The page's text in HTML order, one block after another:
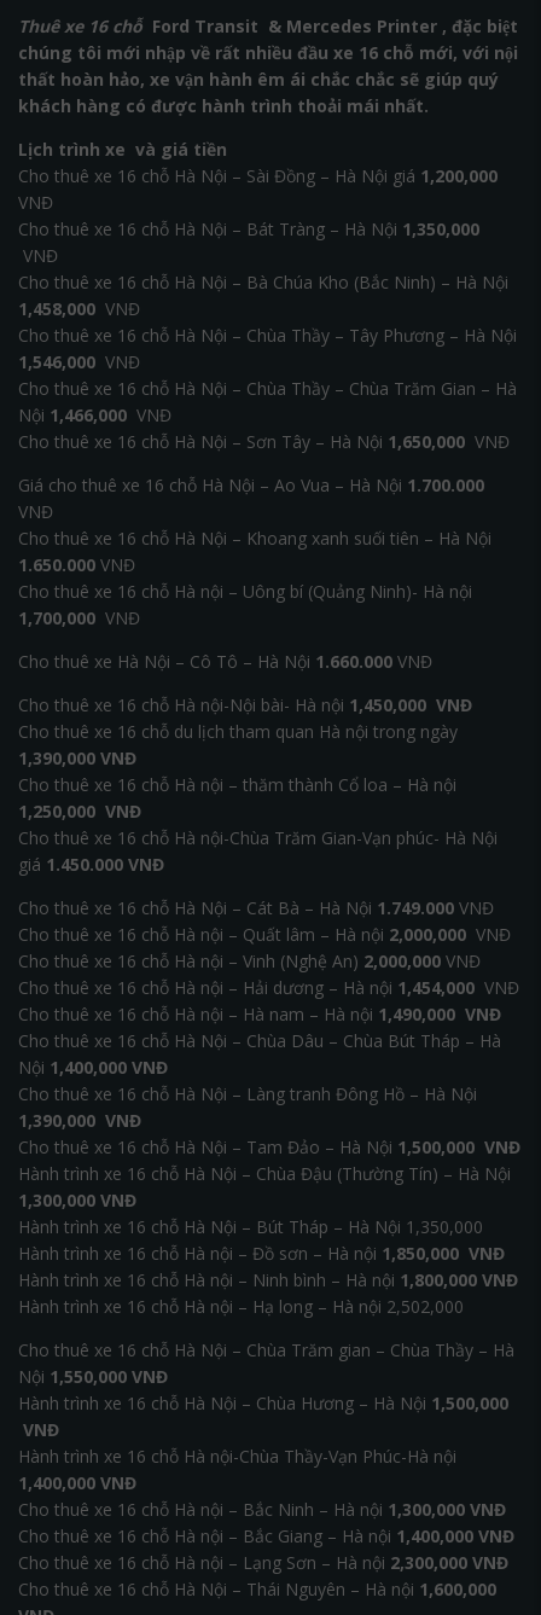
Thuê xe 16 chỗFord Transit & Mercedes Printer , đặc biệt
chúng tôi mới nhập về rất nhiều đầu xe 16 chỗ mới, với nội
thất hoàn hảo, xe vận hành êm ái chắc chắc sẽ giúp quý
khách hàng có được hành trình thoải mái nhất.
Lịch trình xe và giá tiền
Cho thuê xe 16 chỗ Hà Nội – Sài Đồng – Hà Nội giá 1,200,000
VNĐ
Cho thuê xe 16 chỗ Hà Nội – Bát Tràng – Hà Nội 1,350,000
VNĐ
Cho thuê xe 16 chỗ Hà Nội – Bà Chúa Kho (Bắc Ninh) – Hà Nội
1,458,000 VNĐ
Cho thuê xe 16 chỗ Hà Nội – Chùa Thầy – Tây Phương – Hà Nội
1,546,000 VNĐ
Cho thuê xe 16 chỗ Hà Nội – Chùa Thầy – Chùa Trăm Gian – Hà
Nội 1,466,000 VNĐ
Cho thuê xe 16 chỗ Hà Nội – Sơn Tây – Hà Nội 1,650,000 VNĐ
Giá cho thuê xe 16 chỗ Hà Nội – Ao Vua – Hà Nội 1.700.000
VNĐ
Cho thuê xe 16 chỗ Hà Nội – Khoang xanh suối tiên – Hà Nội
1.650.000 VNĐ
Cho thuê xe 16 chỗ Hà nội – Uông bí (Quảng Ninh)- Hà nội
1,700,000 VNĐ
Cho thuê xe Hà Nội – Cô Tô – Hà Nội 1.660.000 VNĐ
Cho thuê xe 16 chỗ Hà nội-Nội bài- Hà nội 1,450,000 VNĐ
Cho thuê xe 16 chỗ du lịch tham quan Hà nội trong ngày
1,390,000 VNĐ
Cho thuê xe 16 chỗ Hà nội – thăm thành Cổ loa – Hà nội
1,250,000 VNĐ
Cho thuê xe 16 chỗ Hà nội-Chùa Trăm Gian-Vạn phúc- Hà Nội
giá 1.450.000 VNĐ
Cho thuê xe 16 chỗ Hà Nội – Cát Bà – Hà Nội 1.749.000 VNĐ
Cho thuê xe 16 chỗ Hà nội – Quất lâm – Hà nội 2,000,000 VNĐ
Cho thuê xe 16 chỗ Hà nội – Vinh (Nghệ An) 2,000,000 VNĐ
Cho thuê xe 16 chỗ Hà nội – Hải dương – Hà nội 1,454,000 VNĐ
Cho thuê xe 16 chỗ Hà nội – Hà nam – Hà nội 1,490,000 VNĐ
Cho thuê xe 16 chỗ Hà Nội – Chùa Dâu – Chùa Bút Tháp – Hà
Nội 1,400,000 VNĐ
Cho thuê xe 16 chỗ Hà Nội – Làng tranh Đông Hồ – Hà Nội
1,390,000 VNĐ
Cho thuê xe 16 chỗ Hà Nội – Tam Đảo – Hà Nội 1,500,000 VNĐ
Hành trình xe 16 chỗ Hà Nội – Chùa Đậu (Thường Tín) – Hà Nội
1,300,000 VNĐ
Hành trình xe 16 chỗ Hà Nội – Bút Tháp – Hà Nội 1,350,000
Hành trình xe 16 chỗ Hà nội – Đồ sơn – Hà nội 1,850,000 VNĐ
Hành trình xe 16 chỗ Hà nội – Ninh bình – Hà nội 1,800,000 VNĐ
Hành trình xe 16 chỗ Hà nội – Hạ long – Hà nội 2,502,000
Cho thuê xe 16 chỗ Hà Nội – Chùa Trăm gian – Chùa Thầy – Hà
Nội 1,550,000 VNĐ
Hành trình xe 16 chỗ Hà Nội – Chùa Hương – Hà Nội 1,500,000
VNĐ
Hành trình xe 16 chỗ Hà nội-Chùa Thầy-Vạn Phúc-Hà nội
1,400,000 VNĐ
Cho thuê xe 16 chỗ Hà nội – Bắc Ninh – Hà nội 1,300,000 VNĐ
Cho thuê xe 16 chỗ Hà nội – Bắc Giang – Hà nội 1,400,000 VNĐ
Cho thuê xe 16 chỗ Hà nội – Lạng Sơn – Hà nội 2,300,000 VNĐ
Cho thuê xe 16 chỗ Hà Nội – Thái Nguyên – Hà nội 1,600,000